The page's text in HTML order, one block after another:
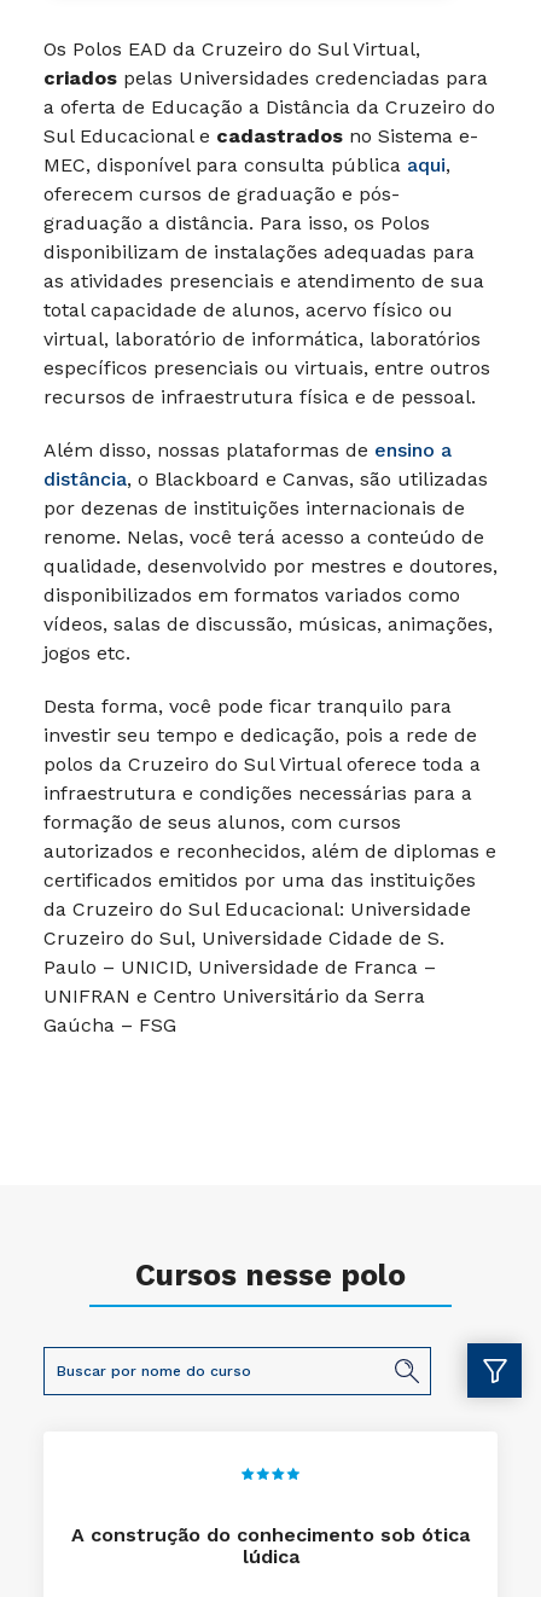
Os Polos EAD da Cruzeiro do Sul Virtual,
criados pelas Universidades credenciadas para
a oferta de Educação a Distância da Cruzeiro do
Sul Educacional e cadastrados no Sistema e-
MEC, disponível para consulta pública aqui,
oferecem cursos de graduação e pós-
graduação a distância. Para isso, os Polos
disponibilizam de instalações adequadas para
as atividades presenciais e atendimento de sua
total capacidade de alunos, acervo físico ou
virtual, laboratório de informática, laboratórios
específicos presenciais ou virtuais, entre outros
recursos de infraestrutura física e de pessoal.
Além disso, nossas plataformas de ensino a
distância, o Blackboard e Canvas, são utilizadas
por dezenas de instituições internacionais de
renome. Nelas, você terá acesso a conteúdo de
qualidade, desenvolvido por mestres e doutores,
disponibilizados em formatos variados como
vídeos, salas de discussão, músicas, animações,
jogos etc.
Desta forma, você pode ficar tranquilo para
investir seu tempo e dedicação, pois a rede de
polos da Cruzeiro do Sul Virtual oferece toda a
infraestrutura e condições necessárias para a
formação de seus alunos, com cursos
autorizados e reconhecidos, além de diplomas e
certificados emitidos por uma das instituições
da Cruzeiro do Sul Educacional: Universidade
Cruzeiro do Sul, Universidade Cidade de S.
Paulo – UNICID, Universidade de Franca –
UNIFRAN e Centro Universitário da Serra
Gaúcha – FSG
Cursos nesse polo
A construção do conhecimento sob ótica
lúdica